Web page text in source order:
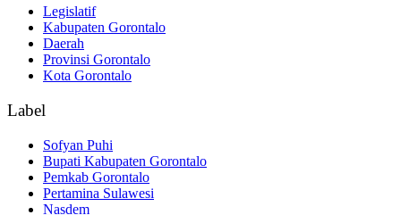
Legislatif
Kabupaten Gorontalo
Daerah
Provinsi Gorontalo
Kota Gorontalo
Label
Sofyan Puhi
Bupati Kabupaten Gorontalo
Pemkab Gorontalo
Pertamina Sulawesi
Nasdem